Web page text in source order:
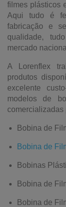
filmes plásticos
Aqui tudo é
fabricação e
qualidade,
mercado
A Lorenflex
produtos
excelente
modelos de
comercializadas
Bobina de
Bobina de
Bobinas
Bobina de
Bobina de